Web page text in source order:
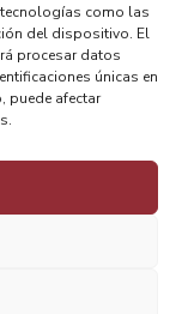
tecnologías como las
del dispositivo. El
procesar datos
únicas en
puede afectar
PRÓXIMO